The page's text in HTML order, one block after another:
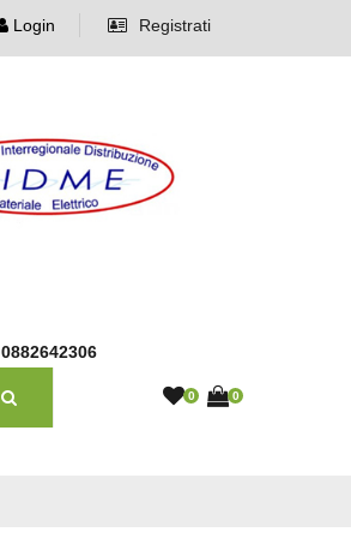
Login Registrati
0882642306
0 0